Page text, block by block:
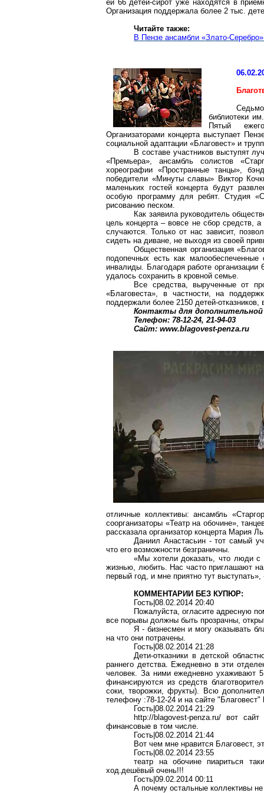
ей 66 детей-сирот уже находятся в
Организация поддержала более 2 тыс.
Читайте также:
В Пензе ансамбли «Злато-
библиотеки
Пятый
Организаторами концерта выступает
социальной адаптации «Благовест» и
В составе участников выступят
«Премьера», ансамбль солистов
хореографии «Пространные танцы»,
победители «Минуты славы» Виктор
маленьких гостей концерта будут
особую программу для ребят. Студия
рисованию песком.
Как заявила руководитель
цель концерта – вовсе не сбор средств,
случаются. Только от нас зависит,
сидеть на диване, не выходя из своей
Общественная организация
подопечных есть как
инвалиды. Благодаря работе
удалось сохранить в кровной семье.
Все средства, вырученные от
«Благовеста», в частности, на
поддержали более 2150 детей-
Контакты для
Телефон: 78-12-24, 21-94-03
Сайт: www.blagovest-penza.ru
отличные коллективы: ансамбль
соорганизаторы «Театр на обочине»,
рассказала организатор концерта Мария
Даниил Анастасьин - тот самый
что его возможности безграничны.
«Мы хотели доказать, что люди с
жизнью, любить. Нас часто приглашают на
первый год, и мне приятно тут
КОММЕНТАРИИ БЕЗ КУПЮР:
Гость|08.02.2014 20:40
Пожалуйста, огласите адресную
все порывы должны быть прозрачны,
Я - бизнесмен и могу оказывать
на что они потрачены.
Гость|08.02.2014 21:28
Дети-отказники в детской
раннего детства. Ежедневно в эти
человек. За ними ежедневно ухаживают
финансируются из средств
соки, творожки, фрукты). Всю
телефону :78-12-24 и на сайте
Гость|08.02.2014 21:29
http://blagovest-penza.ru/ вот
финансовые в том числе.
Гость|08.02.2014 21:44
Вот чем мне нравится Благовест,
Гость|08.02.2014 23:55
театр на обочине пиариться
ход.дешёвый очень!!!
Гость|09.02.2014 00:11
А почему остальные коллективы